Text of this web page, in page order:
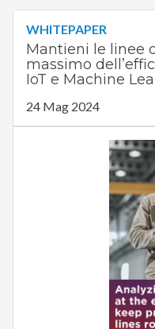
WHITEPAPER
Mantieni le linee
massimo
IoT e Machine
24 Mag 2024